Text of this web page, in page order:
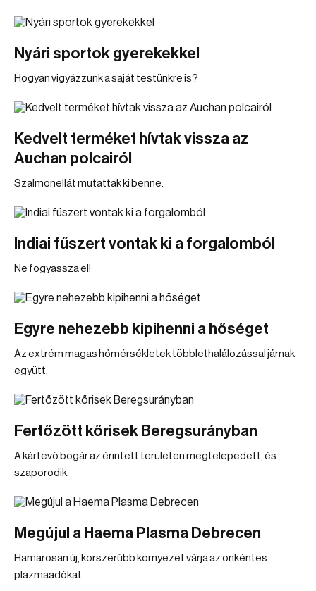
Nyári sportok gyerekekkel
Hogyan vigyázzunk a saját testünkre is?
Kedvelt terméket hívtak vissza az
Auchan polcairól
Szalmonellát mutattak ki benne.
Indiai fűszert vontak ki a forgalomból
Ne fogyassza el!
Egyre nehezebb kipihenni a hőséget
Az extrém magas hőmérsékletek többlethalálozással járnak
együtt.
Fertőzött kőrisek Beregsurányban
A kártevő bogár az érintett területen megtelepedett, és
szaporodik.
Megújul a Haema Plasma Debrecen
Hamarosan új, korszerűbb környezet várja az önkéntes
plazmaadókat.